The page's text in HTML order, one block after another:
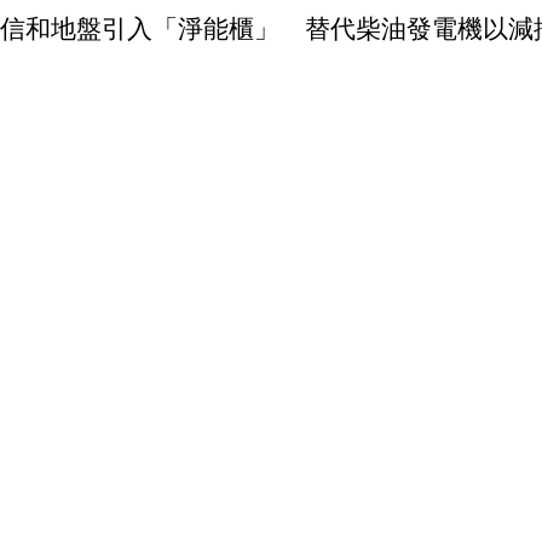
信和地盤引入「淨能櫃」 替代柴油發電機以減